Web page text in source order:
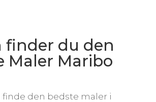
finder du den
Maler Maribo
finde den bedste maler i